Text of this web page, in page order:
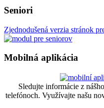
Seniori
Zjednodušená verzia stránok
Mobilná aplikácia
Sledujte informácie z
telefónoch. Využívajte našu